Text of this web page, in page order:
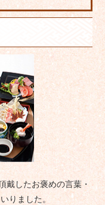
戴したお褒めの言葉・
りました。